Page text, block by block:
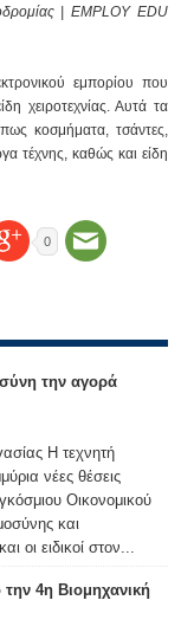
| EMPLOY EDU
εμπορίου που
χειροτεχνίας. Αυτά τα
κοσμήματα, τσάντες,
τέχνης, καθώς και είδη
0
την αγορά
Η τεχνητή
νέες θέσεις
Οικονομικού
και
οι ειδικοί στον...
4η Βιομηχανική